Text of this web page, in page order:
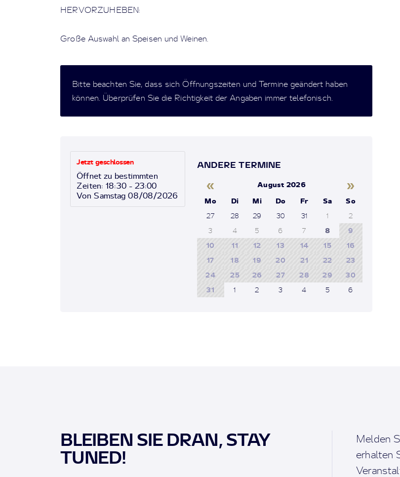
HERVORZUHEBEN:
Große Auswahl an Speisen und Weinen.
Bitte beachten Sie, dass sich Öffnungszeiten und Termine geändert haben
können. Überprüfen Sie die Richtigkeit der Angaben immer telefonisch.
Jetzt geschlossen
Öffnet zu bestimmten
Zeiten: 18:30 - 23:00
Von Samstag 08/08/2026
ANDERE TERMINE
« August 2026 »
Mo Di Mi Do Fr Sa
So
27
28 29 30 31 1
2
3
4 5 6 7 8
9
10
11 12 13 14 15
16
17
18 19 20 21 22
23
24
25 26 27 28 29
30
31
1 2 3 4 5 6
BLEIBEN SIE DRAN, STAY
TUNED!
Melden
erhalten